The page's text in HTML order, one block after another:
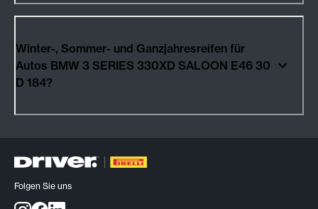
Winter-, Sommer- und Ganzjahresreifen für
Autos BMW 3 SERIES 330XD SALOON E46 30
D 184?
Folgen Sie uns